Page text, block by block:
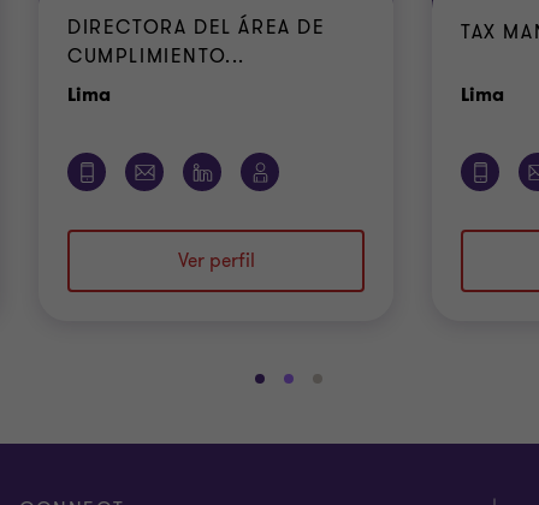
DIRECTORA DEL ÁREA DE
CUMPLIMIENTO...
Lima
Ver perfil
TAX
Lima
Ir
la
Ir
la
Ir
la